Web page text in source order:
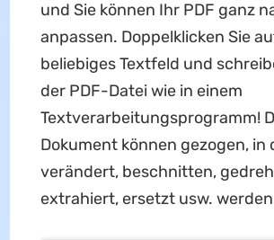
und Sie können Ihr PDF ganz
anpassen. Doppelklicken Sie
beliebiges Textfeld und
der PDF-Datei wie in einem
Textverarbeitungsprogramm!
Dokument können gezogen, in
verändert, beschnitten,
extrahiert, ersetzt usw.